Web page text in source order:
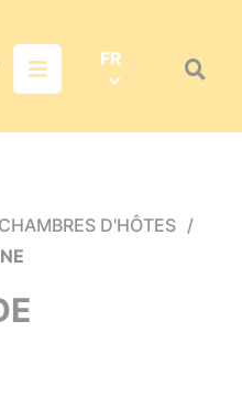
Menu FR
CHAMBRES D'HÔTES